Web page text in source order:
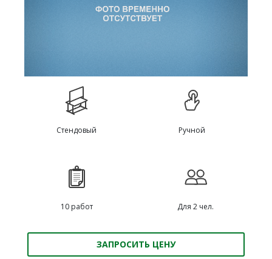
Стендовый Ручной
10 работ Для 2 чел.
ЗАПРОСИТЬ ЦЕНУ